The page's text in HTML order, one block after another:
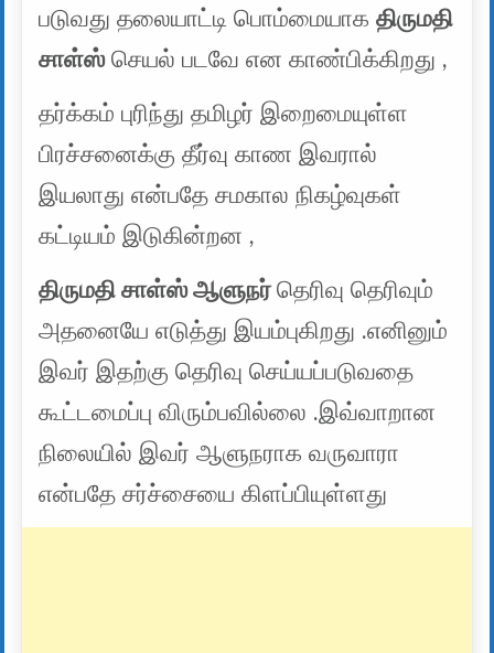
படுவது தலையாட்டி பொம்மையாகதிருமதி
சாள்ஸ்செயல் படவே என காண்பிக்கிறது ,
தர்க்கம் புரிந்து தமிழர் இறைமையுள்ள
பிரச்சனைக்கு தீர்வு காண இவரால்
இயலாது என்பதே சமகால நிகழ்வுகள்
கட்டியம் இடுகின்றன ,
திருமதி சாள்ஸ் ஆளுநர்தெரிவு தெரிவும்
அதனையே எடுத்து இயம்புகிறது .எனினும்
இவர் இதற்கு தெரிவு செய்யப்படுவதை
கூட்டமைப்பு விரும்பவில்லை .இவ்வாறான
நிலையில் இவர் ஆளுநராக வருவாரா
என்பதே சர்ச்சையை கிளப்பியுள்ளது